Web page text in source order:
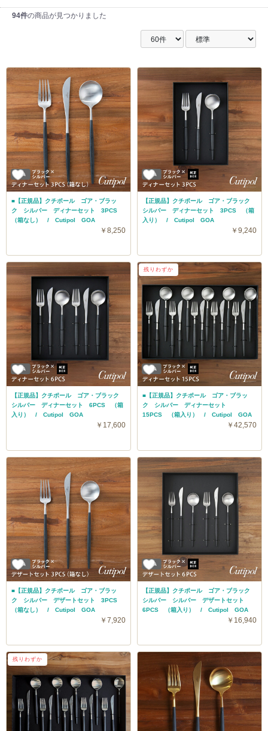
94件の商品が見つかりました
■【正規品】クチポール ゴア・ブラッ
ク シルバー ディナーセット 3PCS
（箱なし） / Cutipol GOA
￥8,250
【正規品】クチポール ゴア・ブラック
シルバー ディナーセット 3PCS （箱
入り） / Cutipol GOA
￥9,240
【正規品】クチポール ゴア・ブラック
シルバー ディナーセット 6PCS （箱
入り） / Cutipol GOA
￥17,600
■【正規品】クチポール ゴア・ブラッ
ク シルバー ディナーセット
15PCS （箱入り） / Cutipol GOA
￥42,570
送料無料
残りわずか
■【正規品】クチポール ゴア・ブラッ
ク シルバー デザートセット 3PCS
（箱なし） / Cutipol GOA
￥7,920
【正規品】クチポール ゴア・ブラック
シルバー シルバー デザートセット
6PCS （箱入り） / Cutipol GOA
￥16,940
送料無料
残りわずか